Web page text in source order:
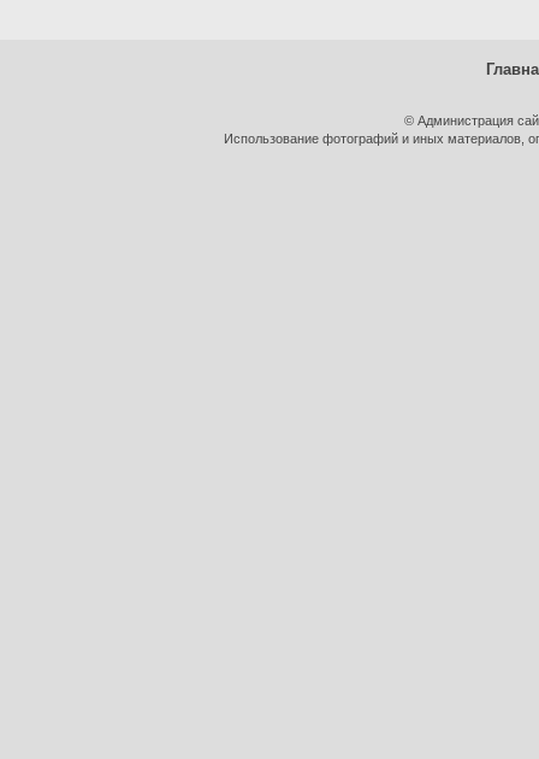
© Администрация
Использование фотографий и иных материалов,